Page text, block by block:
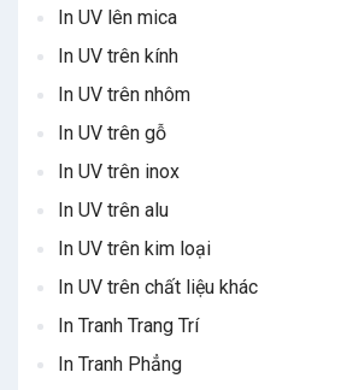
In UV lên mica
In UV trên kính
In UV trên nhôm
In UV trên gỗ
In UV trên inox
In UV trên alu
In UV trên kim loại
In UV trên chất liệu khác
In Tranh Trang Trí
In Tranh Phẳng